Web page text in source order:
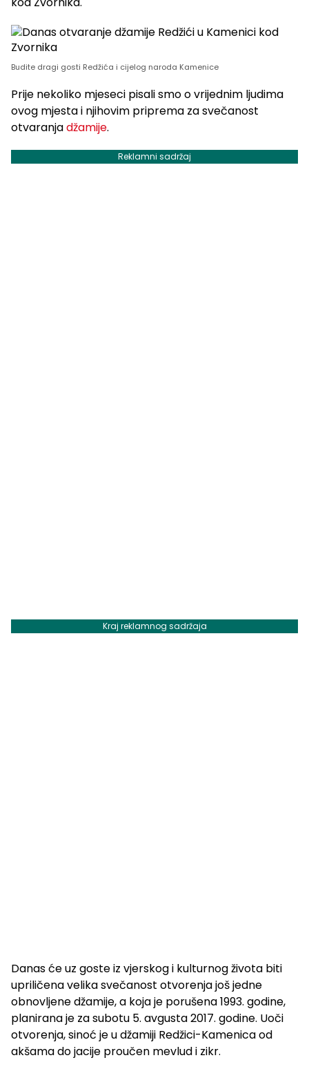
Budite dragi gosti Redžića i cijelog naroda Kamenice
Prije nekoliko mjeseci pisali smo o vrijednim ljudima
ovog mjesta i njihovim priprema za svečanost
otvaranjadžamije.
Reklamni sadržaj
Kraj reklamnog sadržaja
Danas će uz goste iz vjerskog i kulturnog života biti
upriličena velika svečanost otvorenja još jedne
obnovljene džamije, a koja je porušena 1993. godine,
planirana je za subotu 5. avgusta 2017. godine. Uoči
otvorenja, sinoć je u džamiji Redžici-Kamenica od
akšama do jacije proučen mevlud i zikr.